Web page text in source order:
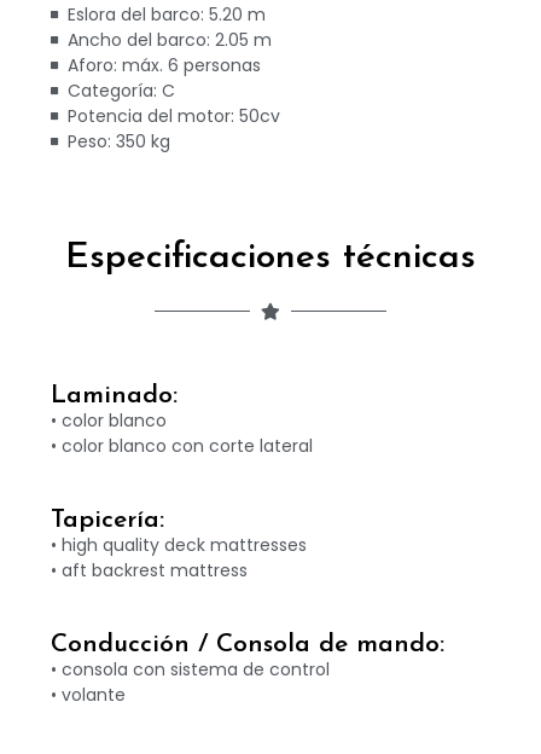
Eslora del barco: 5.20 m
Ancho del barco: 2.05 m
Aforo: máx. 6 personas
Categoría: C
Potencia del motor: 50cv
Peso: 350 kg
Especificaciones técnicas
Laminado:
• color blanco
• color blanco con corte lateral
Tapicería:
• high quality deck mattresses
• aft backrest mattress
Conducción / Consola de mando:
• consola con sistema de control
• volante